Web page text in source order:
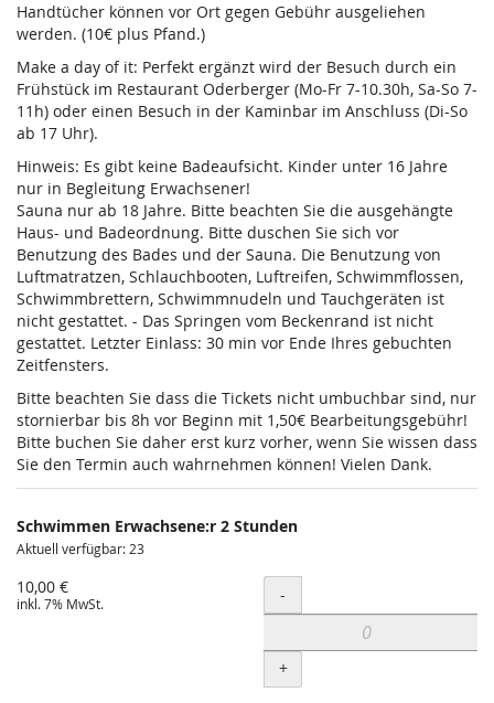
Handtücher können vor Ort gegen Gebühr ausgeliehen
werden. (10€ plus Pfand.)
Make a day of it: Perfekt ergänzt wird der Besuch durch ein
Frühstück im Restaurant Oderberger (Mo-Fr 7-10.30h, Sa-So 7-
11h) oder einen Besuch in der Kaminbar im Anschluss (Di-So
ab 17 Uhr).
Hinweis: Es gibt keine Badeaufsicht. Kinder unter 16 Jahre
nur in Begleitung Erwachsener!
Sauna nur ab 18 Jahre. Bitte beachten Sie die ausgehängte
Haus- und Badeordnung. Bitte duschen Sie sich vor
Benutzung des Bades und der Sauna. Die Benutzung von
Luftmatratzen, Schlauchbooten, Luftreifen, Schwimmflossen,
Schwimmbrettern, Schwimmnudeln und Tauchgeräten ist
nicht gestattet. - Das Springen vom Beckenrand ist nicht
gestattet. Letzter Einlass: 30 min vor Ende Ihres gebuchten
Zeitfensters.
Bitte beachten Sie dass die Tickets nicht umbuchbar sind, nur
stornierbar bis 8h vor Beginn mit 1,50€ Bearbeitungsgebühr!
Bitte buchen Sie daher erst kurz vorher, wenn Sie wissen dass
Sie den Termin auch wahrnehmen können! Vielen Dank.
Schwimmen Erwachsene:r 2 Stunden
Aktuell verfügbar: 23
10,00 €
inkl. 7% MwSt. Menge
-
+